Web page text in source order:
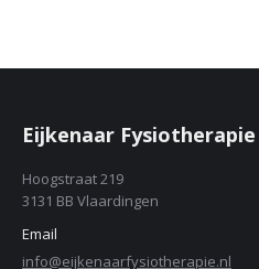
Eijkenaar Fysiotherapie
Hoogstraat 219
3131 BB Vlaardingen
Email
info@eijkenaarfysiotherapie.nl